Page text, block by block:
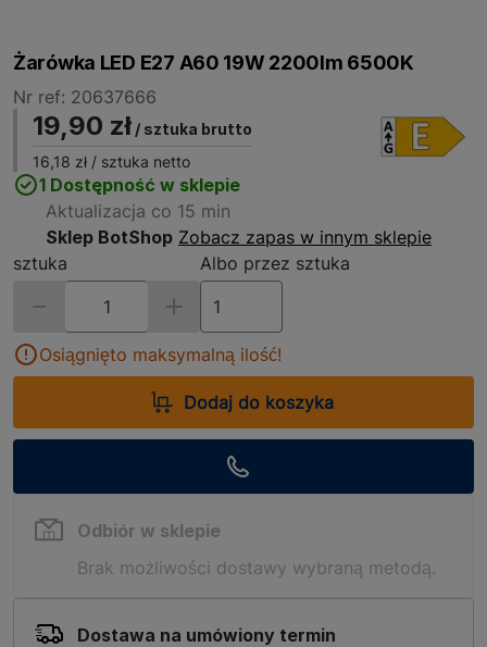
Żarówka LED E27 A60 19W 2200lm 6500K
Nr ref: 20637666
19,90 zł / sztuka brutto
16,18 zł / sztuka netto
1 Dostępność w sklepie
Aktualizacja co 15 min
Sklep BotShop Zobacz zapas w innym sklepie
sztuka
Albo przez sztuka
Osiągnięto maksymalną ilość!
Dodaj do koszyka
Odbiór w sklepie
Brak możliwości dostawy wybraną metodą.
Dostawa na umówiony termin